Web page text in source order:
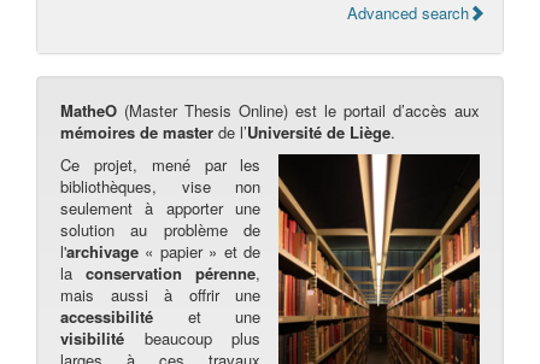
Advanced search
MatheO (Master Thesis Online) est le portail d’accès aux
mémoires de master de l’Université de Liège.
Ce projet, mené par les
bibliothèques, vise non
seulement à apporter une
solution au problème de
l'archivage « papier » et de
laconservation pérenne,
mais aussi à offrir une
accessibilité et une
visibilité beaucoup plus